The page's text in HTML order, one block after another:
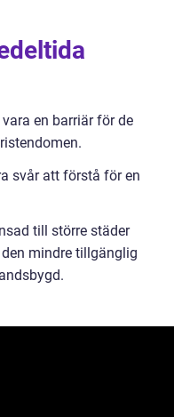
en barriär för de
svår att förstå för en
till större städer
mindre tillgänglig